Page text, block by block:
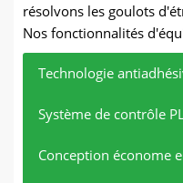
résolvons les goulots
Nos fonctionnalités
Technologie
Système de contrôle
Conception économe